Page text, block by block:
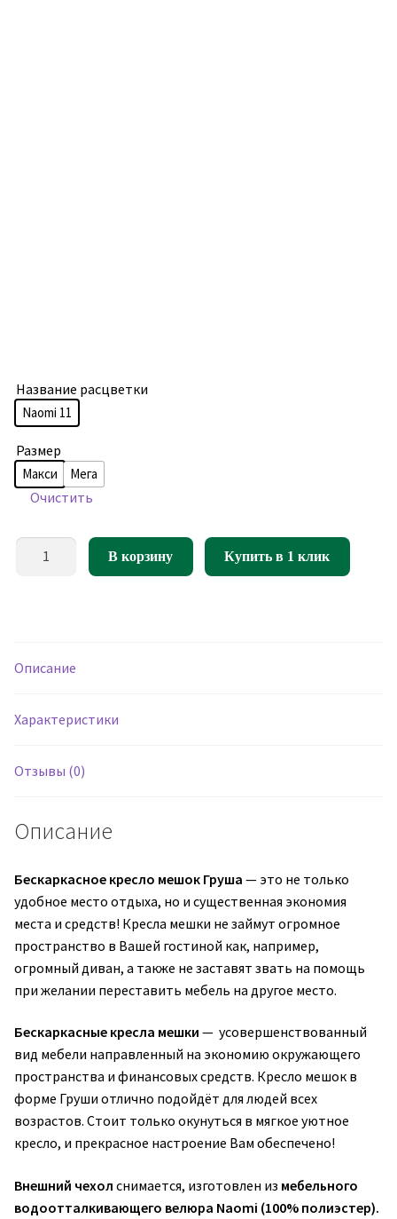
Название расцветки
Naomi 11
Размер
Макси Мега
Очистить
Количество
В корзину Купить в 1 клик
Описание
Характеристики
Отзывы (0)
Описание
Бескаркасное кресло мешок Груша — это не только
удобное место отдыха, но и существенная экономия
места и средств! Кресла мешки не займут огромное
пространство в Вашей гостиной как, например,
огромный диван, а также не заставят звать на помощь
при желании переставить мебель на другое место.
Бескаркасные кресла мешки — усовершенствованный
вид мебели направленный на экономию окружающего
пространства и финансовых средств. Кресло мешок в
форме Груши отлично подойдёт для людей всех
возрастов. Стоит только окунуться в мягкое уютное
кресло, и прекрасное настроение Вам обеспечено!
Внешний чехол снимается, изготовлен из мебельного
водоотталкивающего велюра Naomi (100% полиэстер).